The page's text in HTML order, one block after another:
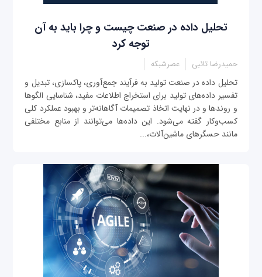
تحلیل داده در صنعت چیست و چرا باید به آن
توجه کرد
حمیدرضا تائبی عصرشبکه
تحلیل داده در صنعت تولید به فرآیند جمع‌آوری، پاکسازی، تبدیل و
تفسیر داده‌های تولید برای استخراج اطلاعات مفید، شناسایی الگوها
و روندها و در نهایت اتخاذ تصمیمات آگاهانه‌تر و بهبود عملکرد کلی
کسب‌وکار گفته می‌شود. این داده‌ها می‌توانند از منابع مختلفی
مانند حسگرهای ماشین‌آلات،...